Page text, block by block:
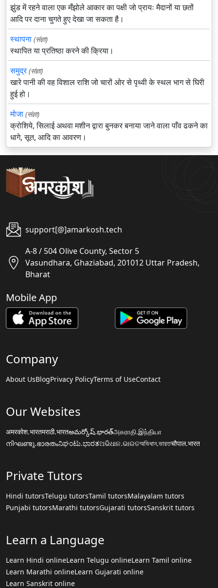
झुंड में रहने वाला एक मँझोले आकार का पक्षी जो प्रायः मैदानों या छतों
आदि पर दाना चुगते हुए देखा जा सकता है।
स्थापना (संज्ञा)
स्थापित या प्रतिष्ठा करने की क्रिया।
समुद्र (संज्ञा)
खारे पानी की वह विशाल राशि जो चारों ओर से पृथ्वी के स्थल भाग से घिरी
हुई हो।
मोजा (संज्ञा)
क्रोशिये, सिलाई अथवा मशीन द्वारा बुनकर बनाया जाने वाला पाँव ढकने का
धागे, सूत, आदि का आवरण।
support[@]amarkosh.tech
A-8 / 504 Olive County, Sector 5
Vasundhara, Ghaziabad, 201012 Uttar Pradesh,
Bharat
Mobile App
Company
About UsBlogPrivacy PolicyTerms of UseContact
Our Websites
अमरकोश.भारतमराठी.भारतఅమర్కోష్.భారత్அகராதி.இந்தியா
നിഘണ്ടു.ഭാരതംನಿಘಂಟು.ಭಾರತଅଭିଧାନ.ଭାରତঅভিধান.ভারতचौपाल.भारत
Private Tutors
Hindi tutorsTelugu tutorsTamil tutorsMalayalam tutors
Punjabi tutorsMarathi tutorsGujarati tutorsSanskrit tutors
Learn a Language
Learn Hindi onlineLearn Telugu onlineLearn Tamil online
Learn Marathi onlineLearn Gujarati online
Learn Sanskrit online